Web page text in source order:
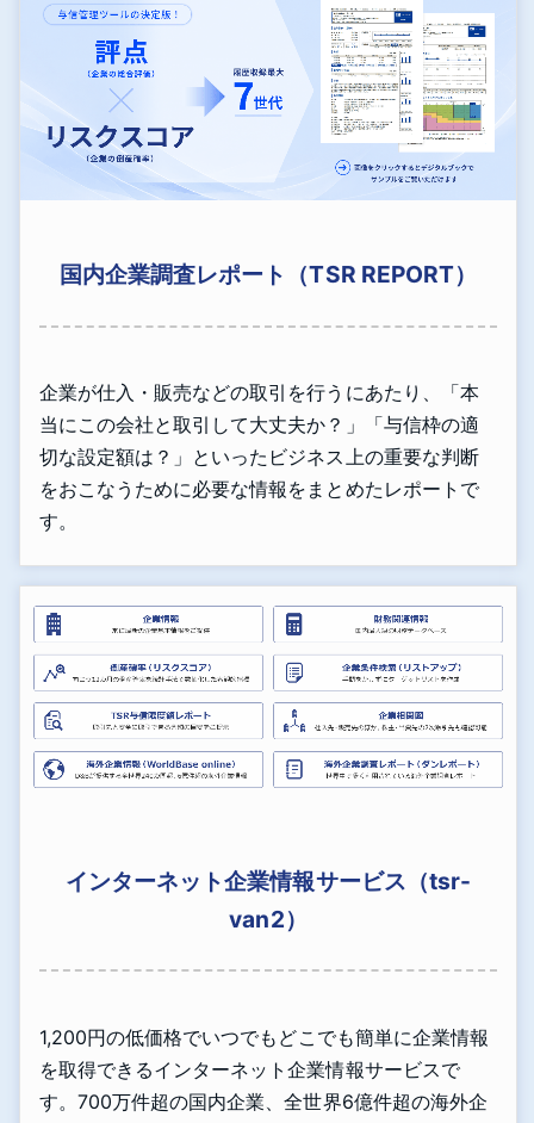
国内企業調査レポート（TSR REPORT）
企業が仕入・販売などの取引を行うにあたり、「本
当にこの会社と取引して大丈夫か？」「与信枠の適
切な設定額は？」といったビジネス上の重要な判断
をおこなうために必要な情報をまとめたレポートで
す。
インターネット企業情報サービス（tsr-
van2）
1,200円の低価格でいつでもどこでも簡単に企業情報
を取得できるインターネット企業情報サービスで
す。700万件超の国内企業、全世界6億件超の海外企